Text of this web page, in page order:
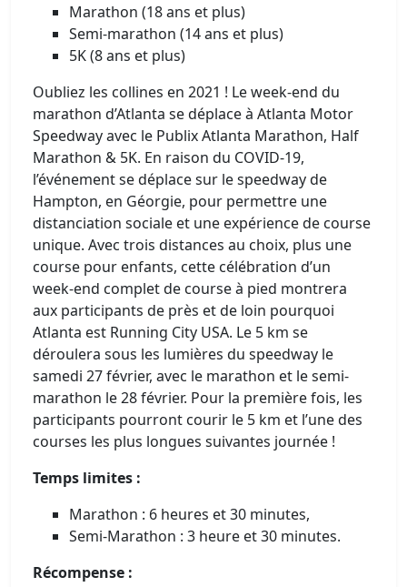
Marathon (18 ans et plus)
Semi-marathon (14 ans et plus)
5K (8 ans et plus)
Oubliez les collines en 2021 ! Le week-end du
marathon d’Atlanta se déplace à Atlanta Motor
Speedway avec le Publix Atlanta Marathon, Half
Marathon & 5K. En raison du COVID-19,
l’événement se déplace sur le speedway de
Hampton, en Géorgie, pour permettre une
distanciation sociale et une expérience de course
unique. Avec trois distances au choix, plus une
course pour enfants, cette célébration d’un
week-end complet de course à pied montrera
aux participants de près et de loin pourquoi
Atlanta est Running City USA. Le 5 km se
déroulera sous les lumières du speedway le
samedi 27 février, avec le marathon et le semi-
marathon le 28 février. Pour la première fois, les
participants pourront courir le 5 km et l’une des
courses les plus longues suivantes journée !
Temps limites :
Marathon : 6 heures et 30 minutes,
Semi-Marathon : 3 heure et 30 minutes.
Récompense :